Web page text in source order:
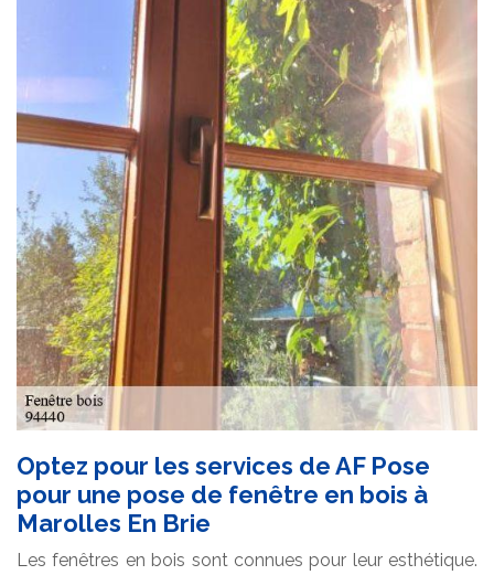
Optez pour les services de AF Pose
pour une pose de fenêtre en bois à
Marolles En Brie
Les fenêtres en bois sont connues pour leur esthétique.